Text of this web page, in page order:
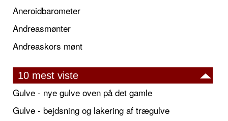
Aneroidbarometer
Andreasmønter
Andreaskors mønt
10 mest viste
Gulve - nye gulve oven på det gamle
Gulve - bejdsning og lakering af trægulve